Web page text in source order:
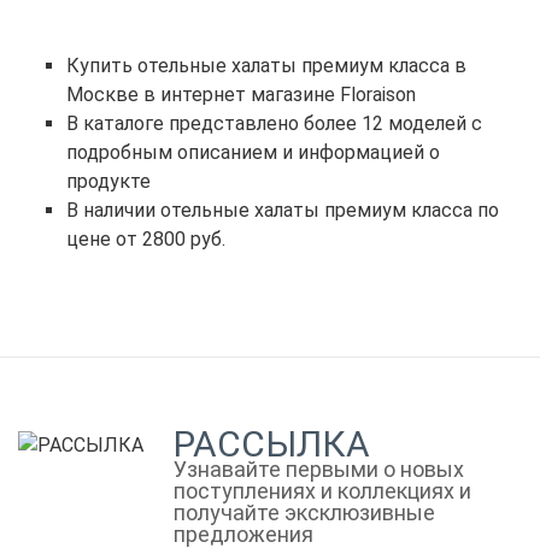
Купить отельные халаты премиум класса в
Москве в интернет магазине Floraison
В каталоге представлено более 12 моделей с
подробным описанием и информацией о
продукте
В наличии отельные халаты премиум класса по
цене от 2800 руб.
РАССЫЛКА
Узнавайте первыми о новых
поступлениях и коллекциях и
получайте эксклюзивные
предложения